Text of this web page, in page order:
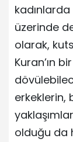
üzerinde
olarak,
Kuran’ın
erkeklerin,
olduğu da